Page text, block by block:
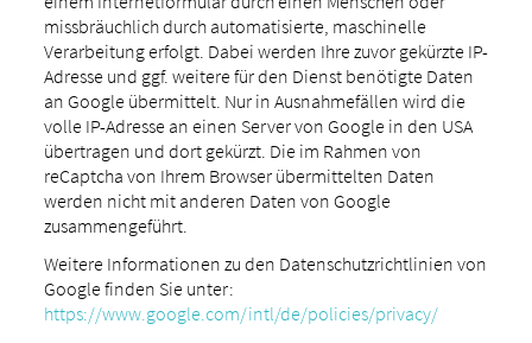
missbräuchlich durch automatisierte, maschinelle
Verarbeitung erfolgt. Dabei werden Ihre zuvor gekürzte IP-
Adresse und ggf. weitere für den Dienst benötigte Daten
an Google übermittelt. Nur in Ausnahmefällen wird die
volle IP-Adresse an einen Server von Google in den USA
übertragen und dort gekürzt. Die im Rahmen von
reCaptcha von Ihrem Browser übermittelten Daten
werden nicht mit anderen Daten von Google
zusammengeführt.
Weitere Informationen zu den Datenschutzrichtlinien von
Google finden Sie unter:
https://www.google.com/intl/de/policies/privacy/